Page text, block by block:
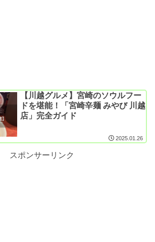
【川越グルメ】宮崎のソウルフー
ドを堪能！「宮崎辛麺 みやび 川越
店」完全ガイド
2025.01.26
スポンサーリンク